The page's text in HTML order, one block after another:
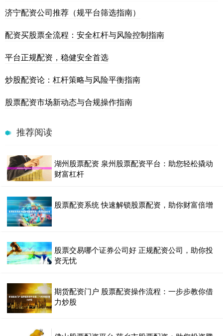
济宁配资公司推荐（规平台筛选指南）
配资买股票全流程：安全杠杆与风险控制指南
平台正规配资，稳健安全首选
炒股配资论：杠杆策略与风险平衡指南
股票配资市场新动态与合规操作指南
推荐阅读
湖州股票配资 泉州股票配资平台：助您轻松撬动
财富杠杆
股票配资系统 快速解锁股票配资，助你财富倍增
股票交易哪个证券公司好 正规配资公司，助你投
资无忧
期货配资门户 股票配资操作流程：一步步教你借
力炒股